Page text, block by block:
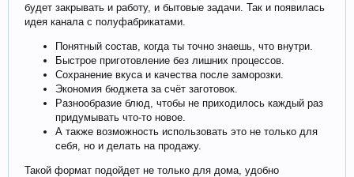
будет закрывать и работу, и бытовые задачи. Так и появилась
идея канала с полуфабрикатами.
Понятный состав, когда ты точно знаешь, что внутри.
Быстрое приготовление без лишних процессов.
Сохранение вкуса и качества после заморозки.
Экономия бюджета за счёт заготовок.
Разнообразие блюд, чтобы не приходилось каждый раз
придумывать что-то новое.
А также возможность использовать это не только для
себя, но и делать на продажу.
Такой формат подойдет не только для дома, удобно